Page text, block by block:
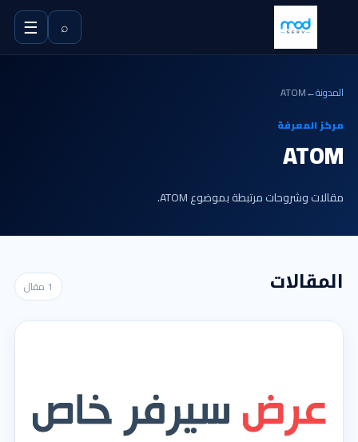
⌕
☰
المدونة←
ATOM
مركز المعرفة
ATOM
مقالات وشروحات مرتبطة بموضوع ATOM.
المقالات 1 مقال